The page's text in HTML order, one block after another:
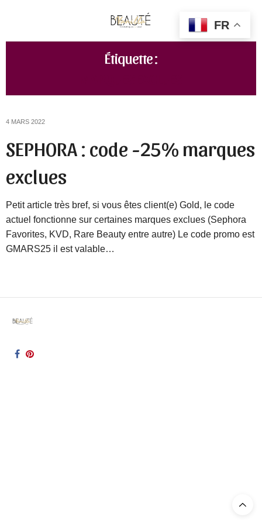
Étiquette :
4 MARS 2022
SEPHORA : code -25% marques
exclues
Petit article très bref, si vous êtes client(e) Gold, le code
actuel fonctionne sur certaines marques exclues (Sephora
Favorites, KVD, Rare Beauty entre autre) Le code promo est
GMARS25 il est valable…
FR